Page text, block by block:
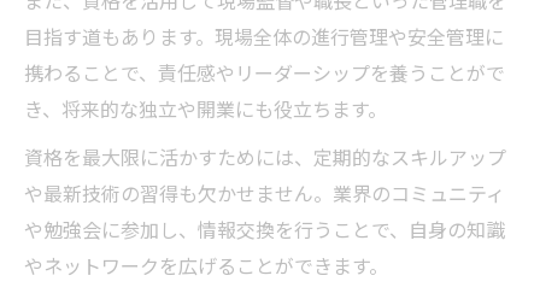
目指す道もあります。現場全体の進行管理や安全管理に
携わることで、責任感やリーダーシップを養うことがで
き、将来的な独立や開業にも役立ちます。
資格を最大限に活かすためには、定期的なスキルアップ
や最新技術の習得も欠かせません。業界のコミュニティ
や勉強会に参加し、情報交換を行うことで、自身の知識
やネットワークを広げることができます。